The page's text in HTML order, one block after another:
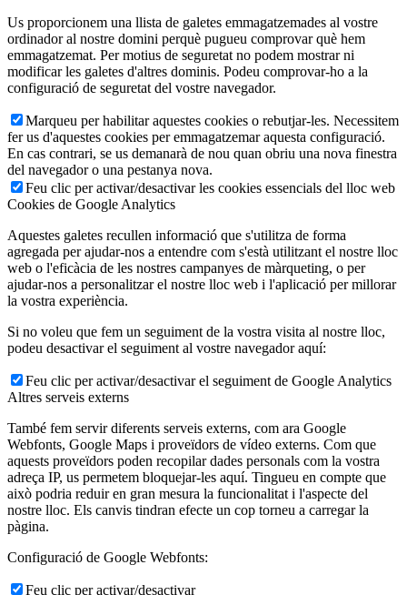
Us proporcionem una llista de galetes emmagatzemades al vostre
ordinador al nostre domini perquè pugueu comprovar què hem
emmagatzemat. Per motius de seguretat no podem mostrar ni
modificar les galetes d'altres dominis. Podeu comprovar-ho a la
configuració de seguretat del vostre navegador.
Marqueu per habilitar aquestes cookies o rebutjar-les. Necessitem
fer us d'aquestes cookies per emmagatzemar aquesta configuració.
En cas contrari, se us demanarà de nou quan obriu una nova finestra
del navegador o una pestanya nova.
Feu clic per activar/desactivar les cookies essencials del lloc web
Cookies de Google Analytics
Aquestes galetes recullen informació que s'utilitza de forma
agregada per ajudar-nos a entendre com s'està utilitzant el nostre lloc
web o l'eficàcia de les nostres campanyes de màrqueting, o per
ajudar-nos a personalitzar el nostre lloc web i l'aplicació per millorar
la vostra experiència.
Si no voleu que fem un seguiment de la vostra visita al nostre lloc,
podeu desactivar el seguiment al vostre navegador aquí:
Feu clic per activar/desactivar el seguiment de Google Analytics
Altres serveis externs
També fem servir diferents serveis externs, com ara Google
Webfonts, Google Maps i proveïdors de vídeo externs. Com que
aquests proveïdors poden recopilar dades personals com la vostra
adreça IP, us permetem bloquejar-les aquí. Tingueu en compte que
això podria reduir en gran mesura la funcionalitat i l'aspecte del
nostre lloc. Els canvis tindran efecte un cop torneu a carregar la
pàgina.
Configuració de Google Webfonts:
Feu clic per activar/desactivar